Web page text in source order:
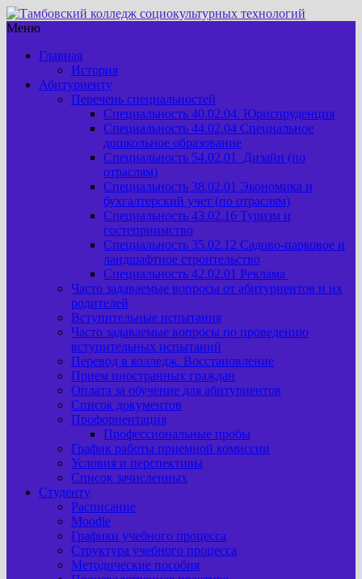
Меню
Главная
История
Абитуриенту
Перечень специальностей
Специальность 40.02.04. Юриспруденция
Специальность 44.02.04 Специальное
дошкольное образование
Специальность 54.02.01 Дизайн (по
отраслям)
Специальность 38.02.01 Экономика и
бухгалтерский учет (по отраслям)
Специальность 43.02.16 Туризм и
гостеприимство
Специальность 35.02.12 Садово-парковое и
ландшафтное строительство
Специальность 42.02.01 Реклама
Часто задаваемые вопросы от абитуриентов и их
родителей
Вступительные испытания
Часто задаваемые вопросы по проведению
вступительных испытаний
Перевод в колледж. Восстановление
Прием иностранных граждан
Оплата за обучение для абитуриентов
Список документов
Профориентация
Профессиональные пробы
График работы приемной комиссии
Условия и перспективы
Список зачисленных
Студенту
Расписание
Moodle
Графики учебного процесса
Структура учебного процесса
Методические пособия